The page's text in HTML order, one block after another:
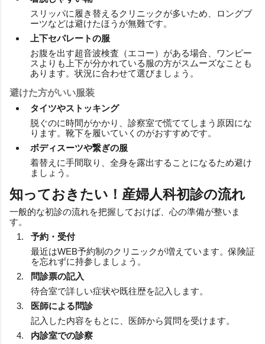
スリッパに履き替えるクリニックが多いため、ロングブ
ーツなどは避けたほうが無難です。
上下セパレートの服
お腹を出す超音波検査（エコー）がある場合、ワンピー
スよりも上下が分かれている服の方がスムーズなことも
あります。状況に合わせて選びましょう。
避けた方がいい服装
タイツやストッキング
脱ぐのに時間がかかり、診察室で慌ててしまう原因にな
ります。靴下を履いていくのがおすすめです。
ボディスーツや繋ぎの服
着替えに手間取り、全身を露出することになるため避け
ましょう。
知っておきたい！産婦人科初診の流れ
一般的な初診の流れを把握しておけば、心の準備が整いま
す。
予約・受付
最近はWEB予約制のクリニックが増えています。保険証
を忘れずに持参しましょう。
問診票の記入
待合室で詳しい症状や既往歴を記入します。
医師による問診
記入した内容をもとに、医師から質問を受けます。
内診室での診察